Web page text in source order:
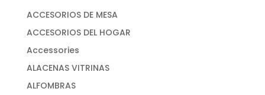
ACCESORIOS DE MESA
ACCESORIOS DEL HOGAR
Accessories
ALACENAS VITRINAS
ALFOMBRAS